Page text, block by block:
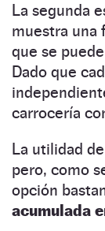
La segunda
muestra una
que se
Dado que
carrocería
La utilidad
pero, como
opción
acumulada